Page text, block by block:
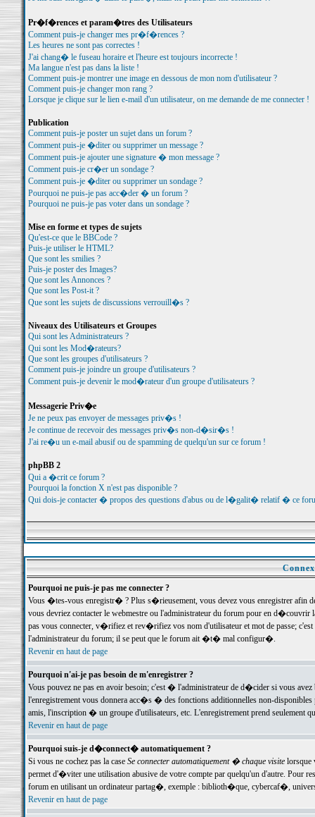
Pr�f�rences et param�tres des Utilisateurs
Comment puis-je changer mes pr�f�rences ?
Les heures ne sont pas correctes !
J'ai chang� le fuseau horaire et l'heure est toujours incorrecte !
Ma langue n'est pas dans la liste !
Comment puis-je montrer une image en dessous de mon nom d'utilisateur ?
Comment puis-je changer mon rang ?
Lorsque je clique sur le lien e-mail d'un utilisateur, on me demande de me connecter !
Publication
Comment puis-je poster un sujet dans un forum ?
Comment puis-je �diter ou supprimer un message ?
Comment puis-je ajouter une signature � mon message ?
Comment puis-je cr�er un sondage ?
Comment puis-je �diter ou supprimer un sondage ?
Pourquoi ne puis-je pas acc�der � un forum ?
Pourquoi ne puis-je pas voter dans un sondage ?
Mise en forme et types de sujets
Qu'est-ce que le BBCode ?
Puis-je utiliser le HTML?
Que sont les smilies ?
Puis-je poster des Images?
Que sont les Annonces ?
Que sont les Post-it ?
Que sont les sujets de discussions verrouill�s ?
Niveaux des Utilisateurs et Groupes
Qui sont les Administrateurs ?
Qui sont les Mod�rateurs?
Que sont les groupes d'utilisateurs ?
Comment puis-je joindre un groupe d'utilisateurs ?
Comment puis-je devenir le mod�rateur d'un groupe d'utilisateurs ?
Messagerie Priv�e
Je ne peux pas envoyer de messages priv�s !
Je continue de recevoir des messages priv�s non-d�sir�s !
J'ai re�u un e-mail abusif ou de spamming de quelqu'un sur ce forum !
phpBB 2
Qui a �crit ce forum ?
Pourquoi la fonction X n'est pas disponible ?
Qui dois-je contacter � propos des questions d'abus ou de l�galit� relatif � ce
Pourquoi ne puis-je pas me connecter ?
Vous �tes-vous enregistr� ? Plus s�rieusement, vous devez vous enregistrer
vous devriez contacter le webmestre ou l'administrateur du forum pour en
pas vous connecter, v�rifiez et rev�rifiez vos nom d'utilisateur et mot de passe;
l'administrateur du forum; il se peut que le forum ait �t� mal configur�.
Revenir en haut de page
Pourquoi n'ai-je pas besoin de m'enregistrer ?
Vous pouvez ne pas en avoir besoin; c'est � l'administrateur de d�cider si vous
l'enregistrement vous donnera acc�s � des fonctions additionnelles non-
amis, l'inscription � un groupe d'utilisateurs, etc. L'enregistrement prend seulement
Revenir en haut de page
Pourquoi suis-je d�connect� automatiquement ?
Si vous ne cochez pas la case Se connecter automatiquement � chaque visitelorsque
permet d'�viter une utilisation abusive de votre compte par quelqu'un d'autre. Pour
forum en utilisant un ordinateur partag�, exemple : biblioth�que, cybercaf�,
Revenir en haut de page